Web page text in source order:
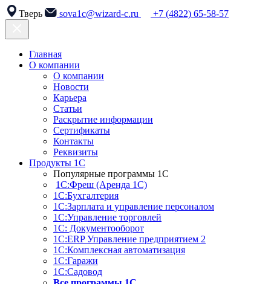
Тверь sova1c@wizard-c.ru +7 (4822) 65-58-57
Главная
О компании
О компании
Новости
Карьера
Статьи
Раскрытие информации
Сертификаты
Контакты
Реквизиты
Продукты 1С
Популярные программы 1С
1С:Фреш (Аренда 1С)
1С:Бухгалтерия
1С:Зарплата и управление персоналом
1С:Управление торговлей
1С: Документооборот
1С:ERP Управление предприятием 2
1С:Комплексная автоматизация
1С:Гаражи
1С:Садовод